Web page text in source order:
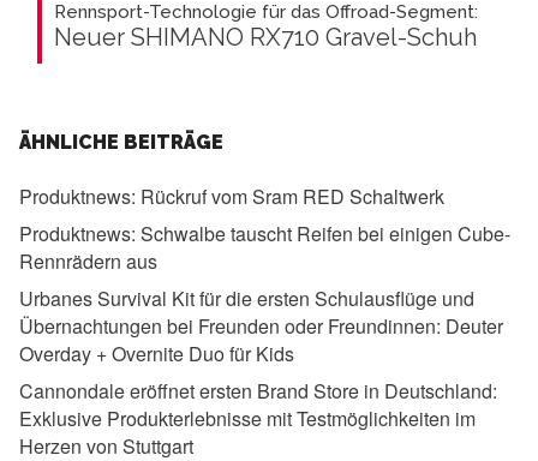
Rennsport-Technologie für das Offroad-Segment:
Neuer SHIMANO RX710 Gravel-Schuh
ÄHNLICHE BEITRÄGE
Produktnews: Rückruf vom Sram RED Schaltwerk
Produktnews: Schwalbe tauscht Reifen bei einigen Cube-
Rennrädern aus
Urbanes Survival Kit für die ersten Schulausflüge und
Übernachtungen bei Freunden oder Freundinnen: Deuter
Overday + Overnite Duo für Kids
Cannondale eröffnet ersten Brand Store in Deutschland:
Exklusive Produkterlebnisse mit Testmöglichkeiten im
Herzen von Stuttgart